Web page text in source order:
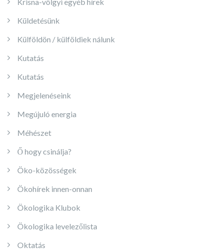
Küldetésünk
Külföldön / külföldiek nálunk
Kutatás
Kutatás
Megjelenéseink
Megújuló energia
Méhészet
Ő hogy csinálja?
Öko-közösségek
Ökohírek innen-onnan
Ökologika Klubok
Ökologika levelezőlista
Oktatás